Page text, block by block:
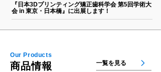
『日本3Dプリンティング矯正歯科学会 第5回学術大
会 in 東京・日本橋』に出展します！
Our Products
商品情報 一覧を見る